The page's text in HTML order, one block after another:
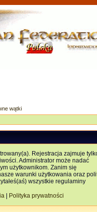
wątki
Rejestracja zajmuje
Administrator może nadać
użytkownikom. Zanim się
warunki użytkowania oraz
wszystkie regulaminy
| Polityka prywatności